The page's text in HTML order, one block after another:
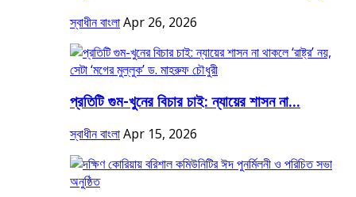
স্বাধীন বাংলাApr 26, 2026
প্রতিটি গুম-খুনের বিচার চাই: ন্যায়ের শাসন না...
স্বাধীন বাংলাApr 15, 2026